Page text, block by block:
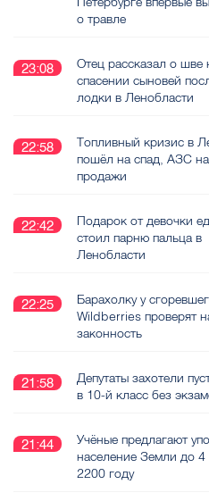
о травле
23:08
Отец рассказал о шве
спасении сыновей
лодки в Ленобласти
22:58
Топливный кризис в
пошёл на спад, АЗС
продажи
22:42
Подарок от девочки
стоил парню пальца в
Ленобласти
22:25
Барахолку у
Wildberries проверят
законность
21:58
Депутаты захотели
в 10-й класс без
21:44
Учёные предлагают
население Земли до
2200 году